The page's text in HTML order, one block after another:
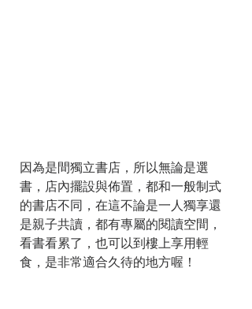
因為是間獨立書店，所以無論是選
書，店內擺設與佈置，都和一般制式
的書店不同，在這不論是一人獨享還
是親子共讀，都有專屬的閱讀空間，
看書看累了，也可以到樓上享用輕
食，是非常適合久待的地方喔！